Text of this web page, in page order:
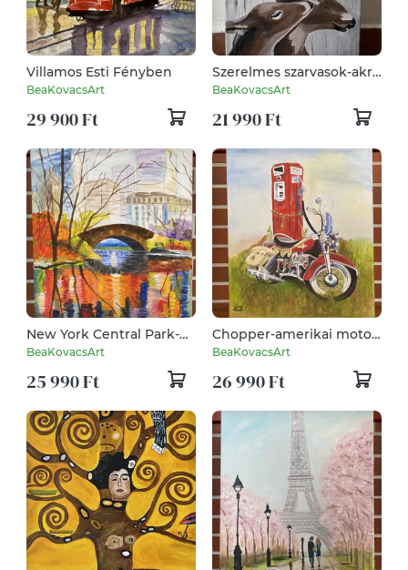
Villamos Esti Fényben
BeaKovacsArt
29 900 Ft
Szerelmes szarvasok-akril
festmény, falikép
BeaKovacsArt
21 990 Ft
New York Central Park-
akril festmény, falikép
BeaKovacsArt
25 990 Ft
Chopper-amerikai motor
benzinkútnál- akril
BeaKovacsArt
26 990 Ft